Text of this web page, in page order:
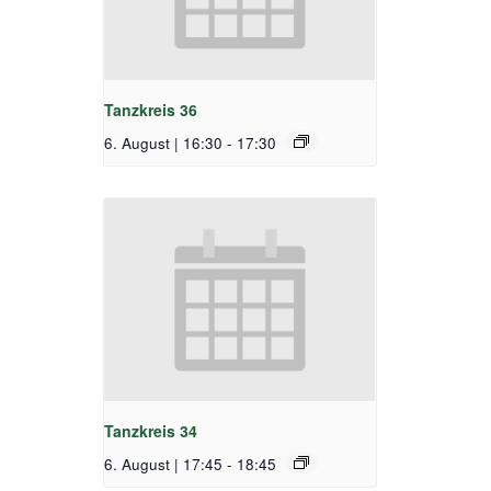
Tanzkreis 36
6. August | 16:30 - 17:30
Tanzkreis 34
6. August | 17:45 - 18:45